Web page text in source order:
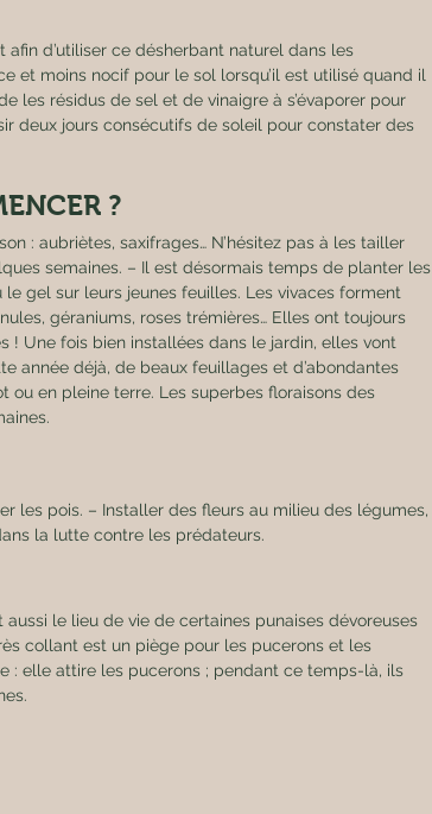
afin d’utiliser ce désherbant naturel dans les
et moins nocif pour le sol lorsqu’il est utilisé quand il
les résidus de sel et de vinaigre à s’évaporer pour
deux jours consécutifs de soleil pour constater des
?
: aubriètes, saxifrages… N’hésitez pas à les tailler
semaines. – Il est désormais temps de planter les
gel sur leurs jeunes feuilles. Les vivaces forment
géraniums, roses trémières… Elles ont toujours
! Une fois bien installées dans le jardin, elles vont
année déjà, de beaux feuillages et d’abondantes
ou en pleine terre. Les superbes floraisons des
les pois. – Installer des fleurs au milieu des légumes,
la lutte contre les prédateurs.
collant est un piège pour les pucerons et les
: elle attire les pucerons ; pendant ce temps-là, ils